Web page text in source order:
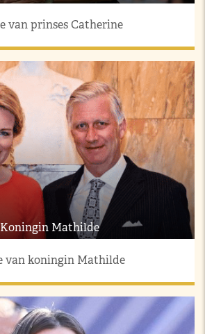
van prinses Catherine
Koningin Mathilde
van koningin Mathilde